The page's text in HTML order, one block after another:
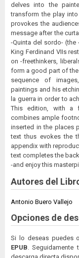
delves into the
transform the play
provokes the
message after the
-Quinta del sordo- (the
King Ferdinand VIIs
on -freethinkers,
form a good part of
sequence of
paintings and his
la guerra in order to
This edition, with a
combines ample
inserted in the places
text thus evokes the
appendix with
text completes the
-and enjoy this
Autores del
Antonio Buero Vallejo
Opciones de
Si lo deseas puedes
EPUB .